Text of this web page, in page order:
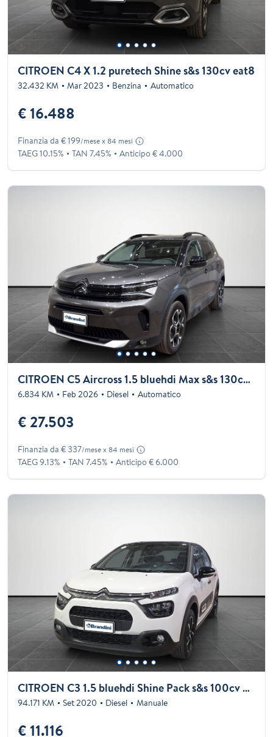
CITROEN C4 X 1.2 puretech Shine s&s 130cv eat8
32.432 KM Mar 2023 Benzina Automatico
€ 16.488
Finanzia da € 199/mese x 84 mesi
TAEG 10.15% TAN 7.45% Anticipo € 4.000
CITROEN C5 Aircross 1.5 bluehdi Max s&s 130cv eat8
6.834 KM Feb 2026 Diesel Automatico
€ 27.503
Finanzia da € 337/mese x 84 mesi
TAEG 9.13% TAN 7.45% Anticipo € 6.000
CITROEN C3 1.5 bluehdi Shine Pack s&s 100cv my20
94.171 KM Set 2020 Diesel Manuale
€ 11.116